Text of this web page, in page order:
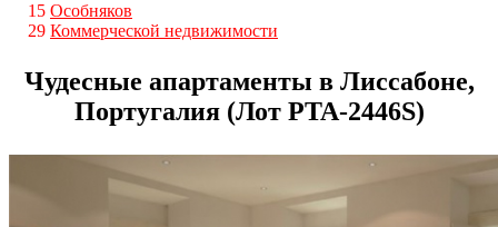
15 Особняков
29 Коммерческой недвижимости
Чудесные апартаменты в Лиссабоне,
Португалия (Лот PTA-2446S)